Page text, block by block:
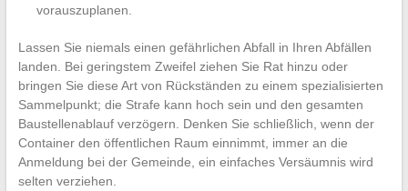
vorauszuplanen.
Lassen Sie niemals einen gefährlichen Abfall in Ihren Abfällen
landen. Bei geringstem Zweifel ziehen Sie Rat hinzu oder
bringen Sie diese Art von Rückständen zu einem spezialisierten
Sammelpunkt; die Strafe kann hoch sein und den gesamten
Baustellenablauf verzögern. Denken Sie schließlich, wenn der
Container den öffentlichen Raum einnimmt, immer an die
Anmeldung bei der Gemeinde, ein einfaches Versäumnis wird
selten verziehen.